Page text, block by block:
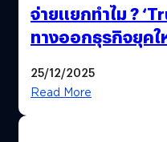
จ่ายแยกทำไม ?
ทางออกธุรกิจยุคใ
25/12/2025
Read More